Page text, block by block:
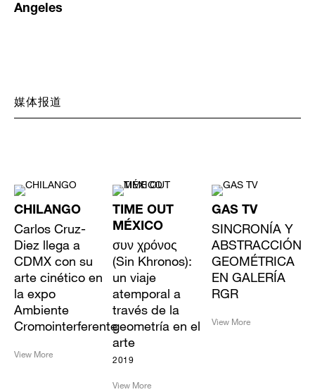
Angeles
媒体报道
CHILANGO
Carlos Cruz-
Diez llega a
CDMX con su
arte cinético en
la expo
Ambiente
Cromointerferente
View More
TIME OUT
MÉXICO
συν χρόνος
(Sin Khronos):
un viaje
atemporal a
través de la
geometría en el
arte
2019
View More
GAS TV
SINCRONÍA Y
ABSTRACCIÓN
GEOMÉTRICA
EN GALERÍA
RGR
View More